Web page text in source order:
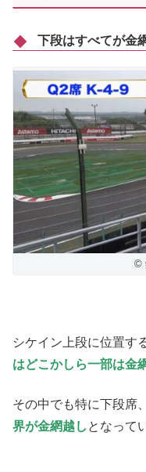
下段はすべてが金
©
シケイン上段に位置す
はどこかしら一部は金
その中でも特に下段席
界が金網越し となって